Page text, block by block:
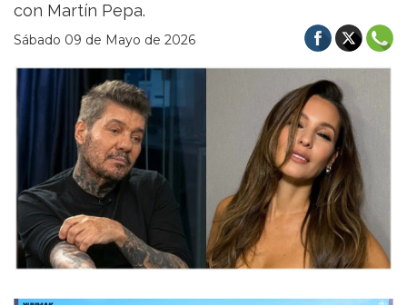
con Martín Pepa.
Sábado 09 de Mayo de 2026